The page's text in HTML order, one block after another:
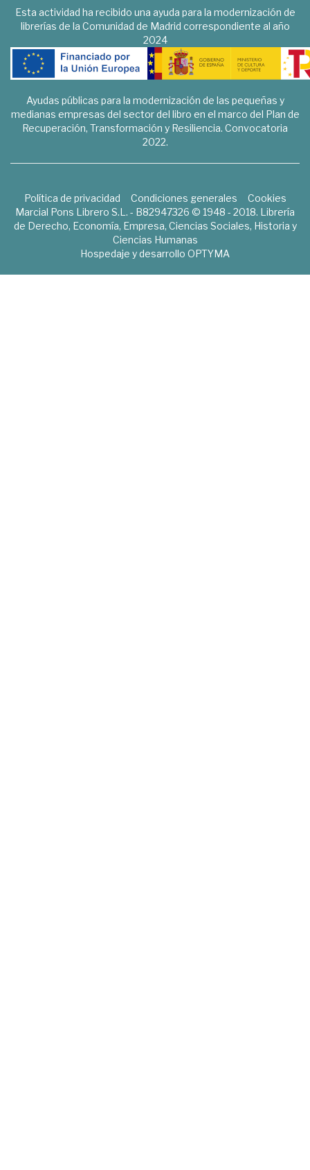
Esta actividad ha recibido una ayuda para la modernización de
librerías de la Comunidad de Madrid correspondiente al año
2024
Ayudas públicas para la modernización de las pequeñas y
medianas empresas del sector del libro en el marco del Plan de
Recuperación, Transformación y Resiliencia. Convocatoria
2022.
Política de privacidad Condiciones generales
Cookies
Marcial Pons Librero S.L. - B82947326 © 1948 - 2018. Librería
de Derecho, Economía, Empresa, Ciencias Sociales, Historia y
Ciencias Humanas
Hospedaje y desarrollo OPTYMA